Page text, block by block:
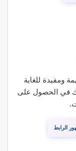
ومفيدة للغاية
في الحصول على
الرابط